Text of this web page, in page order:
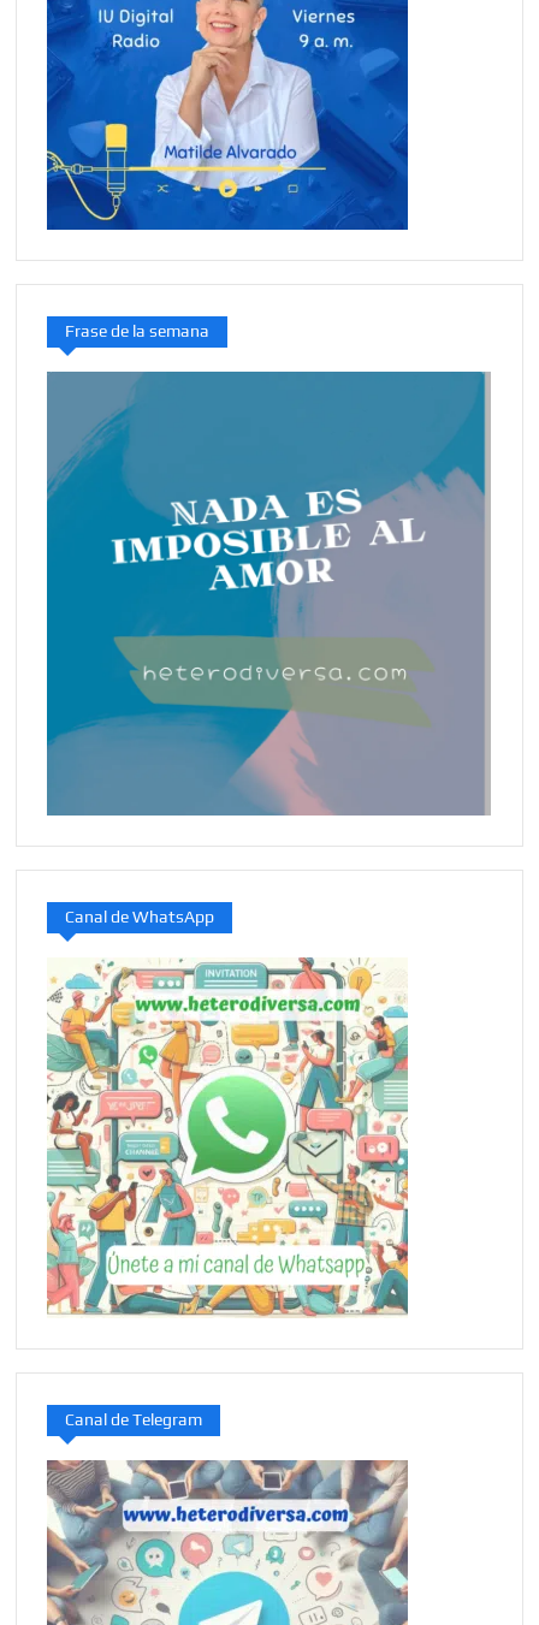
Frase de la semana
Canal de WhatsApp
Canal de Telegram